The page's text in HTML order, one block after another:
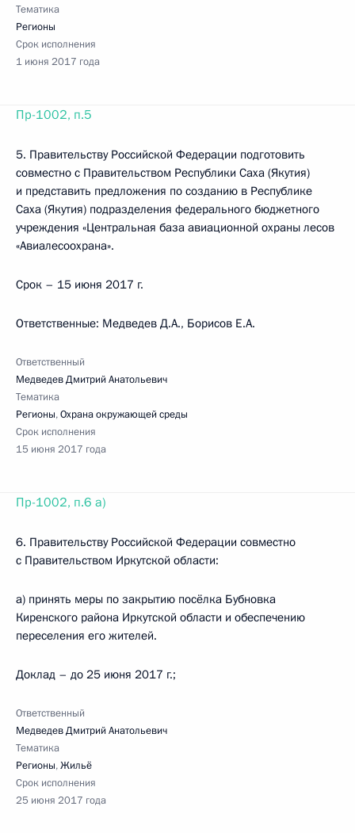
Тематика
Регионы
Срок исполнения
1 июня 2017 года
Пр-1002, п.5
5. Правительству Российской Федерации подготовить
совместно с Правительством Республики Саха (Якутия)
и представить предложения по созданию в Республике
Саха (Якутия) подразделения федерального бюджетного
учреждения «Центральная база авиационной охраны лесов
«Авиалесоохрана».
Срок – 15 июня 2017 г.
Ответственные: Медведев Д.А., Борисов Е.А.
Ответственный
Медведев Дмитрий Анатольевич
Тематика
Регионы,Охрана окружающей среды
Срок исполнения
15 июня 2017 года
Пр-1002, п.6 а)
6. Правительству Российской Федерации совместно
с Правительством Иркутской области:
а) принять меры по закрытию посёлка Бубновка
Киренского района Иркутской области и обеспечению
переселения его жителей.
Доклад – до 25 июня 2017 г.;
Ответственный
Медведев Дмитрий Анатольевич
Тематика
Регионы,Жильё
Срок исполнения
25 июня 2017 года